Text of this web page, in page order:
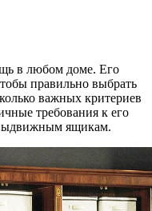
в любом доме. Его
правильно выбрать
важных критериев
требования к его
ящикам.